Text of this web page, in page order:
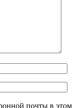
почты в этом